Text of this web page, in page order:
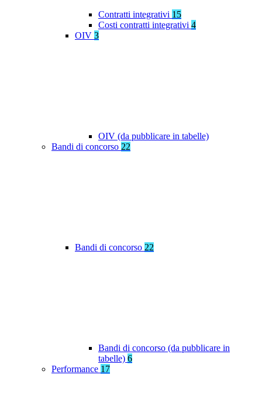
Contratti integrativi 15
Costi contratti integrativi 4
OIV 3
OIV (da pubblicare in tabelle)
Bandi di concorso 22
Bandi di concorso 22
Bandi di concorso (da pubblicare in
tabelle) 6
Performance 17